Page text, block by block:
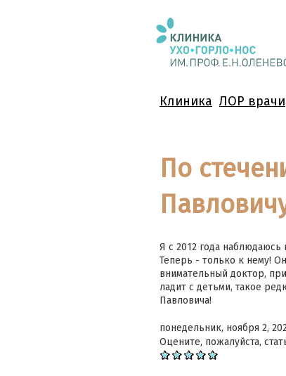
Клиника ЛОР врачи
По
Я с 2012 года наблюдаюсь
Теперь - только к нему!
внимательный доктор,
ладит с детьми, такое
Павловича!
понедельник, ноября 2,
Оцените, пожалуйста,